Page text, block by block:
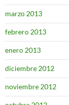
marzo 2013
febrero 2013
enero 2013
diciembre 2012
noviembre 2012